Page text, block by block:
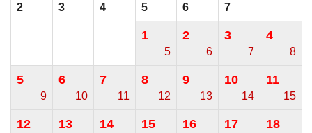
2
3
4
5
6
7
1
5
2
6
3
7
4
8
5
9
6
10
7
11
8
12
9
13
10
14
11
15
12 13 14 15 16 17 18